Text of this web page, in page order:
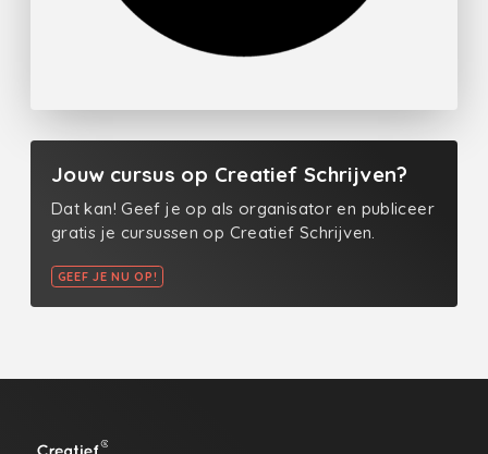
Jouw cursus op Creatief Schrijven?
Dat kan! Geef je op als organisator en publiceer
gratis je cursussen op Creatief Schrijven.
GEEF JE NU OP!